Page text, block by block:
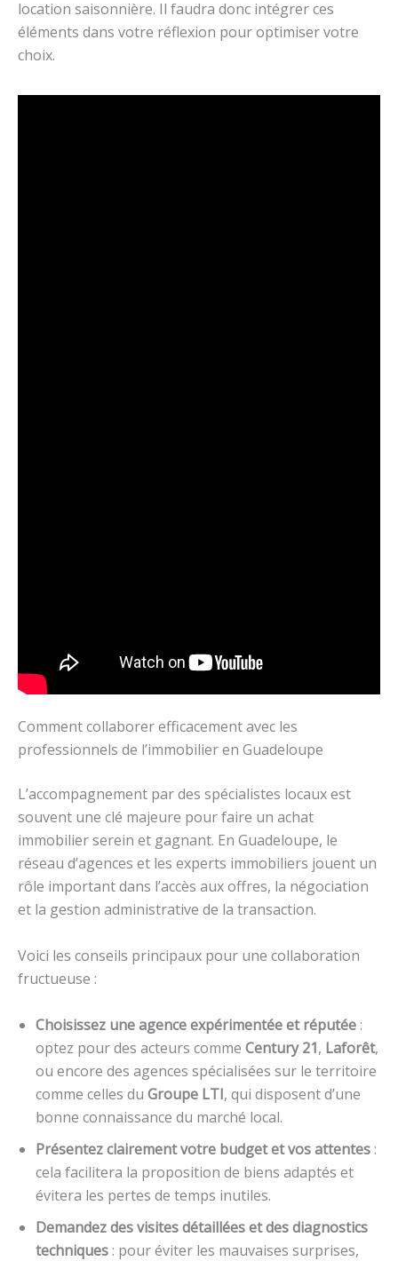
location saisonnière. Il faudra donc intégrer ces
éléments dans votre réflexion pour optimiser votre
choix.
Comment collaborer efficacement avec les
professionnels de l’immobilier en Guadeloupe
L’accompagnement par des spécialistes locaux est
souvent une clé majeure pour faire un achat
immobilier serein et gagnant. En Guadeloupe, le
réseau d’agences et les experts immobiliers jouent un
rôle important dans l’accès aux offres, la négociation
et la gestion administrative de la transaction.
Voici les conseils principaux pour une collaboration
fructueuse :
Choisissez une agence expérimentée et réputée :
optez pour des acteurs comme Century 21, Laforêt,
ou encore des agences spécialisées sur le territoire
comme celles du Groupe LTI, qui disposent d’une
bonne connaissance du marché local.
Présentez clairement votre budget et vos attentes :
cela facilitera la proposition de biens adaptés et
évitera les pertes de temps inutiles.
Demandez des visites détaillées et des diagnostics
techniques : pour éviter les mauvaises surprises,